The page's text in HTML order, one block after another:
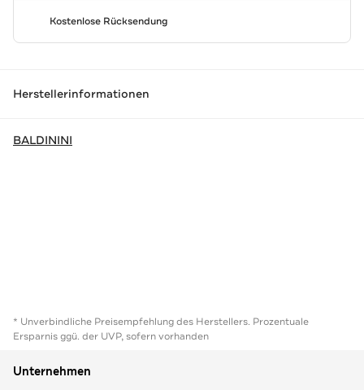
Kostenlose Rücksendung
Herstellerinformationen
BALDININI
* Unverbindliche Preisempfehlung des Herstellers. Prozentuale
Ersparnis ggü. der UVP, sofern vorhanden
Unternehmen